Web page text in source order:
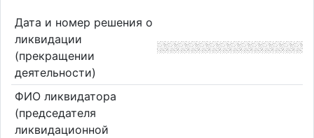
Дата и номер решения о
ликвидации
(прекращении
деятельности)
ФИО ликвидатора
(председателя
ликвидационной